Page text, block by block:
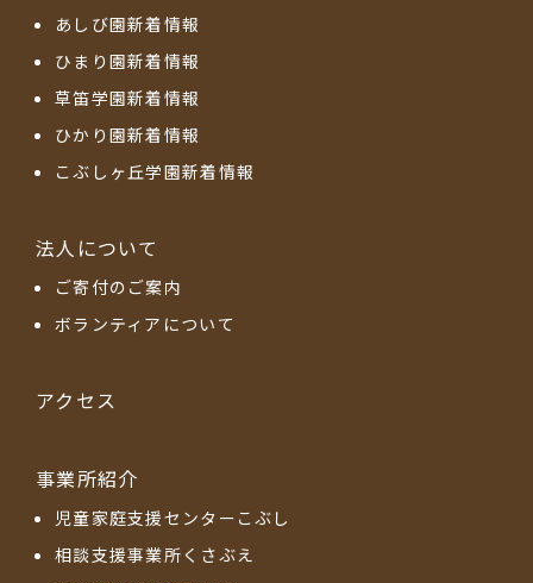
あしび園新着情報
ひまり園新着情報
草笛学園新着情報
ひかり園新着情報
こぶしヶ丘学園新着情報
法人について
ご寄付のご案内
ボランティアについて
アクセス
事業所紹介
児童家庭支援センターこぶし
相談支援事業所くさぶえ